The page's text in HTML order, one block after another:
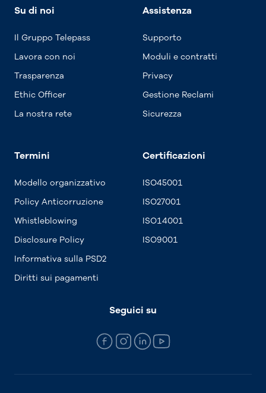
Su di noi
Il Gruppo Telepass
Lavora con noi
Trasparenza
Ethic Officer
La nostra rete
Assistenza
Supporto
Moduli e contratti
Privacy
Gestione Reclami
Sicurezza
Termini
Modello organizzativo
Policy Anticorruzione
Whistleblowing
Disclosure Policy
Informativa sulla PSD2
Diritti sui pagamenti
Certificazioni
ISO45001
ISO27001
ISO14001
ISO9001
Seguici su